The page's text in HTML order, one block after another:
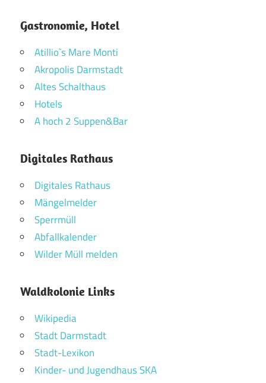
Gastronomie, Hotel
Atillio`s Mare Monti
Akropolis Darmstadt
Altes Schalthaus
Hotels
A hoch 2 Suppen&Bar
Digitales Rathaus
Digitales Rathaus
Mängelmelder
Sperrmüll
Abfallkalender
Wilder Müll melden
Waldkolonie Links
Wikipedia
Stadt Darmstadt
Stadt-Lexikon
Kinder- und Jugendhaus SKA